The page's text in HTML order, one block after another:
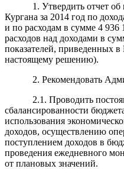
1. Утвердить отчет
Кургана за 2014 год по
и по расходам в сумме 4
расходов над доходами в
показателей,
настоящему решению).
2. Рекомендовать
2.1. Проводить
сбалансированности
использования
доходов, осуществлению
поступлением доходов в
проведения ежедневного
от плановых значений.